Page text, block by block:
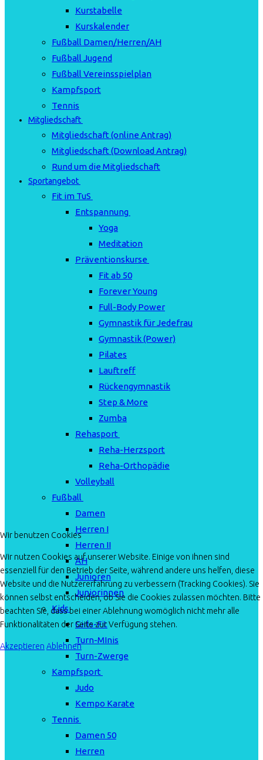
Kurstabelle
Kurskalender
Fußball Damen/Herren/AH
Fußball Jugend
Fußball Vereinsspielplan
Kampfsport
Tennis
Mitgliedschaft
Mitgliedschaft (online Antrag)
Mitgliedschaft (Download Antrag)
Rund um die Mitgliedschaft
Sportangebot
Fit im TuS
Entspannung
Yoga
Meditation
Präventionskurse
Fit ab 50
Forever Young
Full-Body Power
Gymnastik für Jedefrau
Gymnastik (Power)
Pilates
Lauftreff
Rückengymnastik
Step & More
Zumba
Rehasport
Reha-Herzsport
Reha-Orthopädie
Volleyball
Fußball
Damen
Herren I
Herren II
AH
Junioren
Juniorinnen
Kids
Girls-Fit
Turn-MInis
Turn-Zwerge
Kampfsport
Judo
Kempo Karate
Tennis
Damen 50
Herren
Wir benutzen Cookies
Wir nutzen Cookies auf unserer Website. Einige von ihnen sind
essenziell für den Betrieb der Seite, während andere uns helfen, diese
Website und die Nutzererfahrung zu verbessern (Tracking Cookies). Sie
können selbst entscheiden, ob Sie die Cookies zulassen möchten. Bitte
beachten Sie, dass bei einer Ablehnung womöglich nicht mehr alle
Funktionalitäten der Seite zur Verfügung stehen.
Akzeptieren Ablehnen